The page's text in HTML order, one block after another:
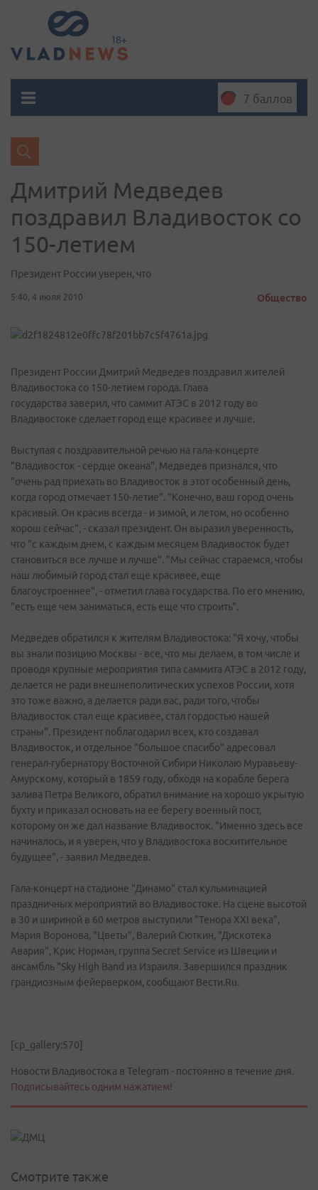
7 баллов
Дмитрий Медведев
поздравил Владивосток со
150-летием
Президент России уверен, что
5:40, 4 июля 2010 Общество
Президент России Дмитрий Медведев поздравил жителей
Владивостока со 150-летием города. Глава
государства заверил, что саммит АТЭС в 2012 году во
Владивостоке сделает город еще красивее и лучше.
Выступая с поздравительной речью на гала-концерте
"Владивосток - сердце океана", Медведев признался, что
"очень рад приехать во Владивосток в этот особенный день,
когда город отмечает 150-летие". "Конечно, ваш город очень
красивый. Он красив всегда - и зимой, и летом, но особенно
хорош сейчас", - сказал президент. Он выразил уверенность,
что "с каждым днем, с каждым месяцем Владивосток будет
становиться все лучше и лучше". "Мы сейчас стараемся, чтобы
наш любимый город стал еще красивее, еще
благоустроеннее", - отметил глава государства. По его мнению,
"есть еще чем заниматься, есть еще что строить".
Медведев обратился к жителям Владивостока: "Я хочу, чтобы
вы знали позицию Москвы - все, что мы делаем, в том числе и
проводя крупные мероприятия типа саммита АТЭС в 2012 году,
делается не ради внешнеполитических успехов России, хотя
это тоже важно, а делается ради вас, ради того, чтобы
Владивосток стал еще красивее, стал гордостью нашей
страны". Президент поблагодарил всех, кто создавал
Владивосток, и отдельное "большое спасибо" адресовал
генерал-губернатору Восточной Сибири Николаю Муравьеву-
Амурскому, который в 1859 году, обходя на корабле берега
залива Петра Великого, обратил внимание на хорошо укрытую
бухту и приказал основать на ее берегу военный пост,
которому он же дал название Владивосток. "Именно здесь все
начиналось, и я уверен, что у Владивостока восхитительное
будущее", - заявил Медведев.
Гала-концерт на стадионе "Динамо" стал кульминацией
праздничных мероприятий во Владивостоке. На сцене высотой
в 30 и шириной в 60 метров выступили "Тенора ХХI века",
Мария Воронова, "Цветы", Валерий Сюткин, "Дискотека
Авария", Крис Норман, группа Secret Service из Швеции и
ансамбль "Sky High Band из Израиля. Завершился праздник
грандиозным фейерверком, сообщают Вести.Ru.
[cp_gallery:570]
Новости Владивостока в Telegram - постоянно в течение дня.
Подписывайтесь одним нажатием!
Смотрите также